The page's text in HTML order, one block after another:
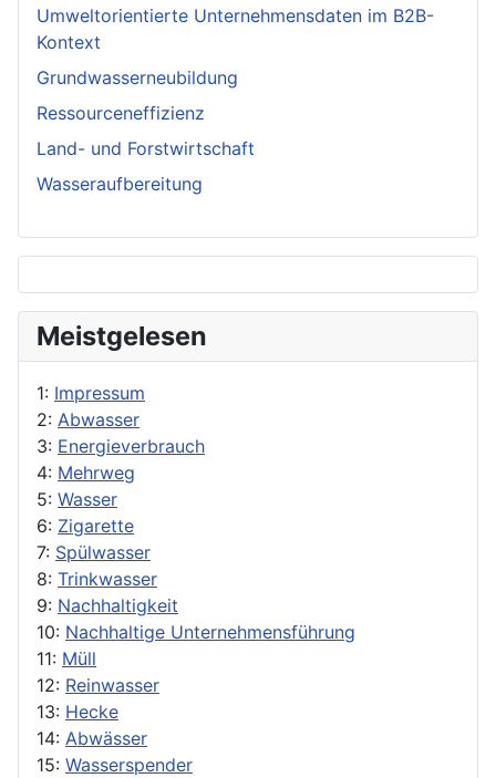
Umweltorientierte Unternehmensdaten im B2B-
Kontext
Grundwasserneubildung
Ressourceneffizienz
Land- und Forstwirtschaft
Wasseraufbereitung
Meistgelesen
1: Impressum
2: Abwasser
3: Energieverbrauch
4: Mehrweg
5: Wasser
6: Zigarette
7: Spülwasser
8: Trinkwasser
9: Nachhaltigkeit
10: Nachhaltige Unternehmensführung
11: Müll
12: Reinwasser
13: Hecke
14: Abwässer
15: Wasserspender